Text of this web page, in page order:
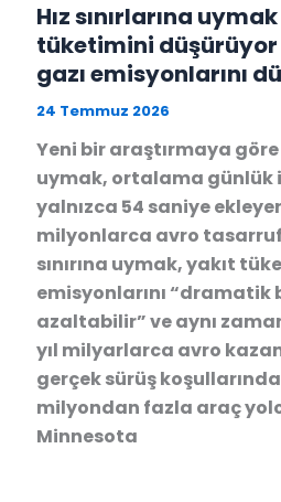
Hız sınırlarına
tüketimini düşürüyor
gazı emisyonlarını
24 Temmuz 2026
Yeni bir araştırmaya göre
uymak, ortalama günlük
yalnızca 54 saniye
milyonlarca avro
sınırına uymak, yakıt
emisyonlarını “dramatik
azaltabilir” ve aynı
yıl milyarlarca avro
gerçek sürüş koşullarında
milyondan fazla araç
Minnesota